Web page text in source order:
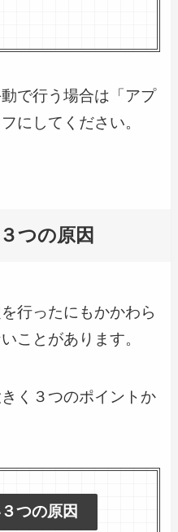
で行う場合は「アプ
にしてください。
つの原因
行ったにもかかわら
ことがあります。
く３つのポイントか
つの原因